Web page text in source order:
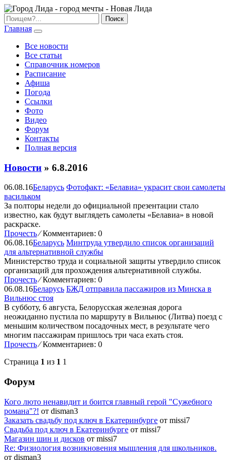
Главная
Все новости
Все статьи
Справочник номеров
Расписание
Афиша
Погода
Ссылки
Фото
Видео
Форум
Контакты
Полная версия
Новости » 6.8.2016
06.08.16Беларусь Фотофакт: «Белавиа» украсит свои самолеты
васильком
За полторы недели до официальной презентации стало
известно, как будут выглядеть самолеты «Белавиа» в новой
раскраске.
Прочесть ⁄Комментариев: 0
06.08.16Беларусь Минтруда утвердило список организаций
для альтернативной службы
Министерство труда и социальной защиты утвердило список
организаций для прохождения альтернативной службы.
Прочесть ⁄Комментариев: 0
06.08.16Беларусь БЖД отправила пассажиров из Минска в
Вильнюс стоя
В субботу, 6 августа, Белорусская железная дорога
неожиданно пустила по маршруту в Вильнюс (Литва) поезд с
меньшим количеством посадочных мест, в результате чего
многим пассажирам пришлось три часа ехать стоя.
Прочесть ⁄Комментариев: 0
Страница 1 из 1 1
Форум
Кого люто ненавидит и боится главный герой "Сужебного
романа"?! от disman3
Заказать свадьбу под ключ в Екатеринбурге от missi7
Cвадьба под ключ в Екатеринбурге от missi7
Магазин шин и дисков от missi7
Re: Физиология возникновения мышления для школьников.
от disman3